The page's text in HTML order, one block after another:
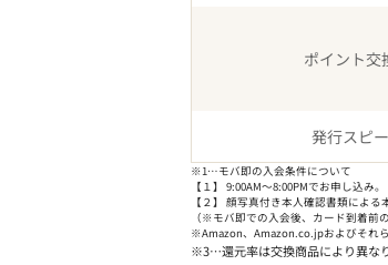
ポイント交
発行スピ
※1…モバ即の入会条件について
【１】 9:00AM～8:00PMでお申し込み
【２】 顔写真付き本人確認書類によ
（※モバ即での入会後、カード到着前
※Amazon、Amazon.co.jpおよびそれ
※3…還元率は交換商品により異なり